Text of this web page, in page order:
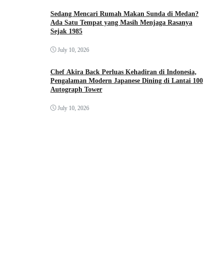
Sedang Mencari Rumah Makan Sunda di Medan?
Ada Satu Tempat yang Masih Menjaga Rasanya
Sejak 1985
July 10, 2026
Chef Akira Back Perluas Kehadiran di Indonesia,
Pengalaman Modern Japanese Dining di Lantai 100
Autograph Tower
July 10, 2026